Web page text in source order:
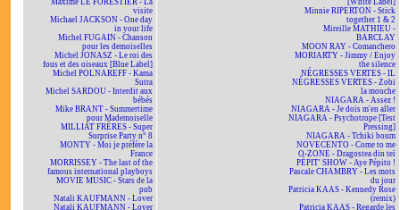
Maxime LE FORESTIER - La
visite
Michael JACKSON - One day
in your life
Michel FUGAIN - Chanson
pour les demoiselles
Michel JONASZ - Le roi des
fous et des oiseaux [Blue Label]
Michel POLNAREFF - Kama
Sutra
Michel SARDOU - Interdit aux
bébés
Mike BRANT - Summertime
pour Mademoiselle
MILLIAT FRÈRES - Super
Surprise Party n° 8
MONTY - Moi je préfère la
France
MORRISSEY - The last of the
famous international playboys
MOVIE MUSIC - Stars de la
pub
Natali KAUFMANN - Lover
Natali KAUFMANN - Lover
[White Label]
Minnie RIPERTON - Stick
together 1 & 2
Mireille MATHIEU -
BARCLAY
MOON RAY - Comanchero
MORIARTY - Jimmy / Enjoy
the silence
NÉGRESSES VERTES - IL
NÉGRESSES VERTES - Zobi
la mouche
NIAGARA - Assez !
NIAGARA - Je dois m'en aller
NIAGARA - Psychotrope [Test
Pressing]
NIAGARA - Tchiki boum
NOVECENTO - Come to me
O-ZONE - Dragostea din teï
PÉPIT' SHOW - Aye Pépito !
Pascale CHAMBRY - Les mots
du jour
Patricia KAAS - Kennedy Rose
(remix)
Patricia KAAS - Regarde les